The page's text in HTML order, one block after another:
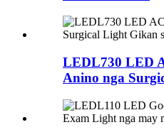
LEDL730 LED
Anino nga